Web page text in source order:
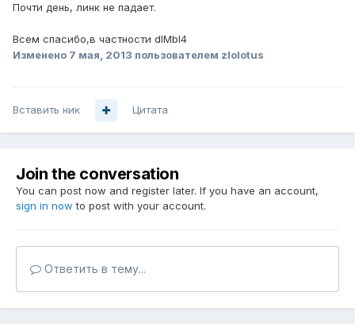
Почти день, линк не падает.
Всем спасибо,в частности dIMbI4
Изменено 7 мая, 2013 пользователем zlolotus
Вставить ник Цитата
Join the conversation
You can post now and register later. If you have an account,
sign in now to post with your account.
Ответить в тему...